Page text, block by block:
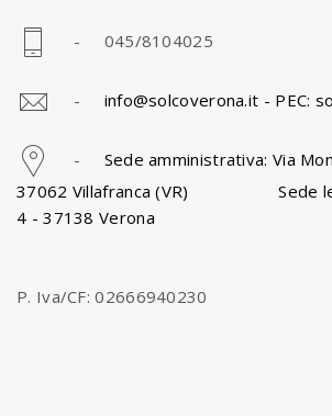
- 045/8104025
- info@solcoverona.it - PEC:
- Sede amministrativa: Via
37062 Villafranca (VR) Sede
4 - 37138 Verona
P. Iva/CF: 02666940230